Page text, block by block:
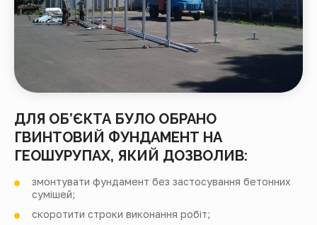
ДЛЯ ОБ’ЄКТА БУЛО ОБРАНО
ГВИНТОВИЙ ФУНДАМЕНТ НА
ГЕОШУРУПАХ, ЯКИЙ ДОЗВОЛИВ:
змонтувати фундамент без застосування бетонних
сумішей;
скоротити строки виконання робіт;